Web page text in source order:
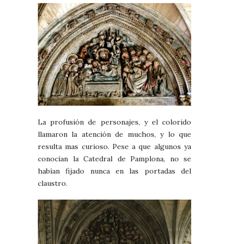
La profusión de personajes, y el colorido
llamaron la atención de muchos, y lo que
resulta mas curioso. Pese a que algunos ya
conocían la Catedral de Pamplona, no se
habían fijado nunca en las portadas del
claustro.